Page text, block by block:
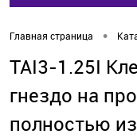
Главная страница •
TAI3-1.25I
гнездо на
полностью